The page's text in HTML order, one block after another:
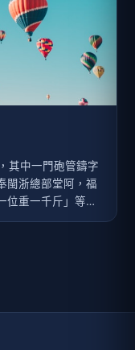
其中一門砲管鑄字
閩浙總部堂阿，福
位重一千斤」等字